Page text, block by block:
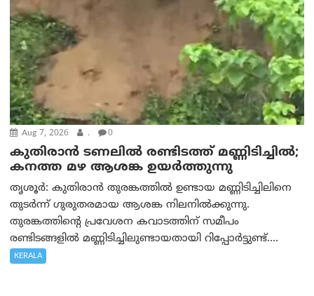
Aug 7, 2026 . 0
കുതിരാൻ ടണലിൽ രണ്ടിടത്ത് മണ്ണിടിച്ചിൽ;
കനത്ത മഴ ആശങ്ക ഉയർത്തുന്നു
തൃശൂർ: കുതിരാൻ തുരങ്കത്തിൽ ഉണ്ടായ മണ്ണിടിച്ചിലിനെ
തുടർന്ന് ഗുരുതരമായ ആശങ്ക നിലനിൽക്കുന്നു.
തുരങ്കത്തിന്റെ പ്രവേശന കവാടത്തിന് സമീപം
രണ്ടിടങ്ങളിൽ മണ്ണിടിച്ചിലുണ്ടായതായി റിപ്പോർട്ടുണ്ട്....
KERALA